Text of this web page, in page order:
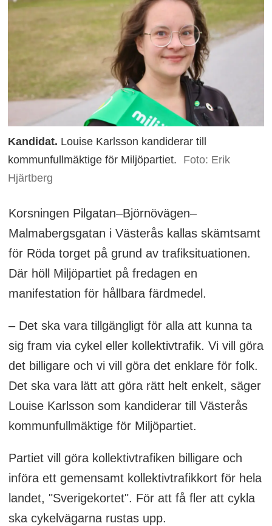
Kandidat. Louise Karlsson kandiderar till
kommunfullmäktige för Miljöpartiet.
Foto: Erik
Hjärtberg
Korsningen Pilgatan–Björnövägen–
Malmabergsgatan i Västerås kallas skämtsamt
för Röda torget på grund av trafiksituationen.
Där höll Miljöpartiet på fredagen en
manifestation för hållbara färdmedel.
– Det ska vara tillgängligt för alla att kunna ta
sig fram via cykel eller kollektivtrafik. Vi vill göra
det billigare och vi vill göra det enklare för folk.
Det ska vara lätt att göra rätt helt enkelt, säger
Louise Karlsson som kandiderar till Västerås
kommunfullmäktige för Miljöpartiet.
Partiet vill göra kollektivtrafiken billigare och
införa ett gemensamt kollektivtrafikkort för hela
landet, "Sverigekortet". För att få fler att cykla
ska cykelvägarna rustas upp.